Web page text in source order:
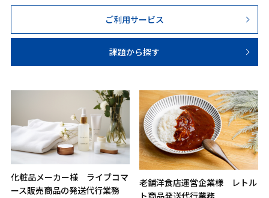
ご利用サービス
課題から探す
化粧品メーカー様 ライブコマ
ース販売商品の発送代行業務
老舗洋食店運営企業様 レトル
ト商品発送代行業務